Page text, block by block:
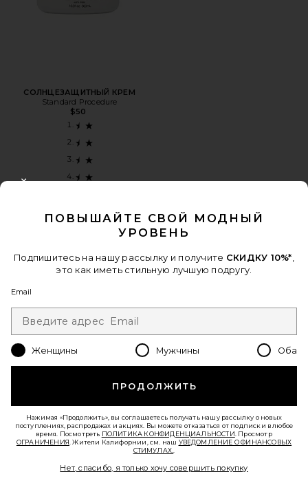
СОЛНЦЕЗАЩИТНЫЙ КРЕМ
Standard Procedure
$50
Лидер Продаж
CHARDONNAY
ПОВЫШАЙТЕ СВОЙ МОДНЫЙ
УРОВЕНЬ
Подпишитесь на нашу рассылку и получите СКИДКУ 10%*
это как иметь стильную лучшую подругу.
Email
Женщины Мужчины Оба
ПРОДОЛЖИТЬ
Нажимая «Продолжить», вы соглашаетесь получать нашу рассылку о новых
поступлениях, распродажах и акциях. Вы можете отказаться от подписки в любое
время. Посмотреть ПОЛИТИКА КОНФИДЕНЦИАЛЬНОСТИ . Просмотр
ОГРАНИЧЕНИЯ . Жители Калифорнии, см. наш УВЕДОМЛЕНИЕ О ФИНАНСОВЫХ
СТИМУЛАХ.
Нет, спасибо, я только хочу совершить покупку